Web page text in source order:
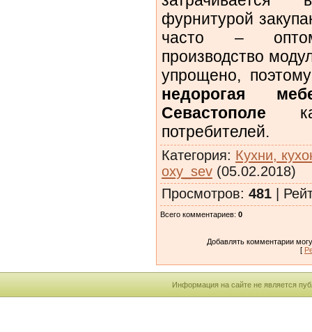
фурнитурой
часто –
производство
упрощено,
недорогая
Севастополе
потребителей.
Категория: Кухни,
oxy_sev (05.02.2018)
Просмотров: 481 |
Всего комментариев: 0
Добавлять комментарии
[
Информация на сайте не является